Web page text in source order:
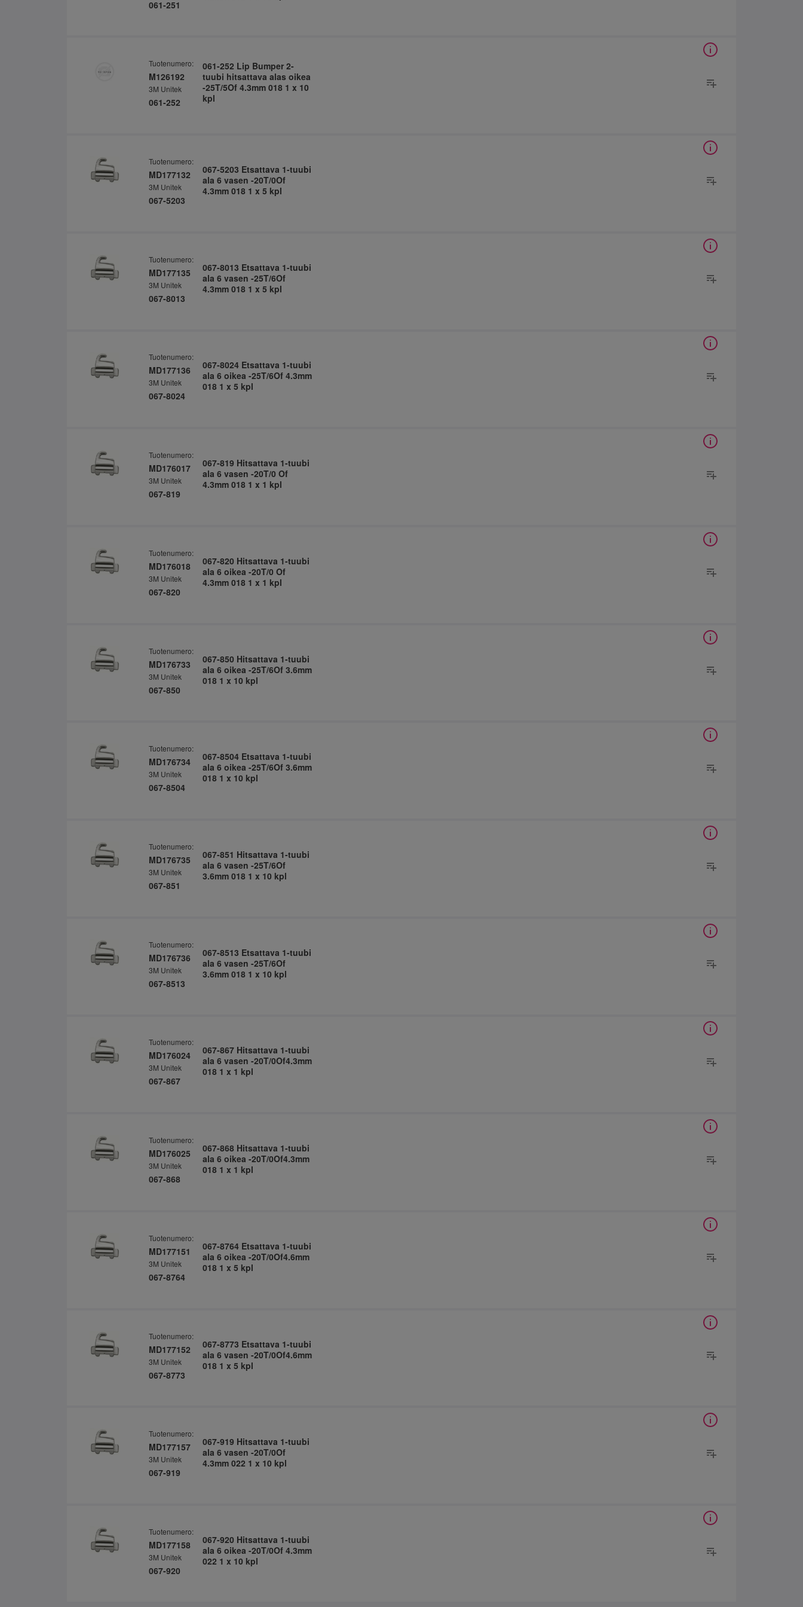
061-251
Tuotenumero:
M126192
3M Unitek
061-252
061-252 Lip Bumper 2-
tuubi hitsattava alas oikea
-25T/5Of 4.3mm 018 1 x 10
kpl
Tuotenumero:
MD177132
3M Unitek
067-5203
067-5203 Etsattava 1-tuubi
ala 6 vasen -20T/0Of
4.3mm 018 1 x 5 kpl
Tuotenumero:
MD177135
3M Unitek
067-8013
067-8013 Etsattava 1-tuubi
ala 6 vasen -25T/6Of
4.3mm 018 1 x 5 kpl
Tuotenumero:
MD177136
3M Unitek
067-8024
067-8024 Etsattava 1-tuubi
ala 6 oikea -25T/6Of 4.3mm
018 1 x 5 kpl
Tuotenumero:
MD176017
3M Unitek
067-819
067-819 Hitsattava 1-tuubi
ala 6 vasen -20T/0 Of
4.3mm 018 1 x 1 kpl
Tuotenumero:
MD176018
3M Unitek
067-820
067-820 Hitsattava 1-tuubi
ala 6 oikea -20T/0 Of
4.3mm 018 1 x 1 kpl
Tuotenumero:
MD176733
3M Unitek
067-850
067-850 Hitsattava 1-tuubi
ala 6 oikea -25T/6Of 3.6mm
018 1 x 10 kpl
Tuotenumero:
MD176734
3M Unitek
067-8504
067-8504 Etsattava 1-tuubi
ala 6 oikea -25T/6Of 3.6mm
018 1 x 10 kpl
Tuotenumero:
MD176735
3M Unitek
067-851
067-851 Hitsattava 1-tuubi
ala 6 vasen -25T/6Of
3.6mm 018 1 x 10 kpl
Tuotenumero:
MD176736
3M Unitek
067-8513
067-8513 Etsattava 1-tuubi
ala 6 vasen -25T/6Of
3.6mm 018 1 x 10 kpl
Tuotenumero:
MD176024
3M Unitek
067-867
067-867 Hitsattava 1-tuubi
ala 6 vasen -20T/0Of4.3mm
018 1 x 1 kpl
Tuotenumero:
MD176025
3M Unitek
067-868
067-868 Hitsattava 1-tuubi
ala 6 oikea -20T/0Of4.3mm
018 1 x 1 kpl
Tuotenumero:
MD177151
3M Unitek
067-8764
067-8764 Etsattava 1-tuubi
ala 6 oikea -20T/0Of4.6mm
018 1 x 5 kpl
Tuotenumero:
MD177152
3M Unitek
067-8773
067-8773 Etsattava 1-tuubi
ala 6 vasen -20T/0Of4.6mm
018 1 x 5 kpl
Tuotenumero:
MD177157
3M Unitek
067-919
067-919 Hitsattava 1-tuubi
ala 6 vasen -20T/0Of
4.3mm 022 1 x 10 kpl
Tuotenumero:
MD177158
3M Unitek
067-920
067-920 Hitsattava 1-tuubi
ala 6 oikea -20T/0Of 4.3mm
022 1 x 10 kpl